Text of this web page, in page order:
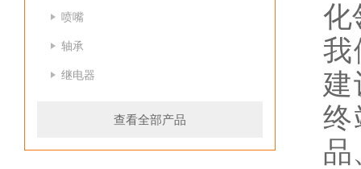
喷嘴
轴承
继电器
查看全部产品
化
我
建
品